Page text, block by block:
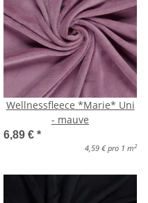
Wellnessfleece *Marie* Uni
- mauve
6,89 € *
4,59 € pro 1 m 2